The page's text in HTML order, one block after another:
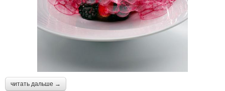
читать дальше →